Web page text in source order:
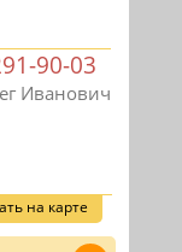
90-03
Иванович
на карте